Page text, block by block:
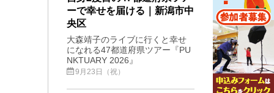
ーで幸せを届ける｜新潟市中
央区
大森靖子のライブに行くと幸せ
になれる47都道府県ツアー『PU
NKTUARY 2026』
9月23日（祝）